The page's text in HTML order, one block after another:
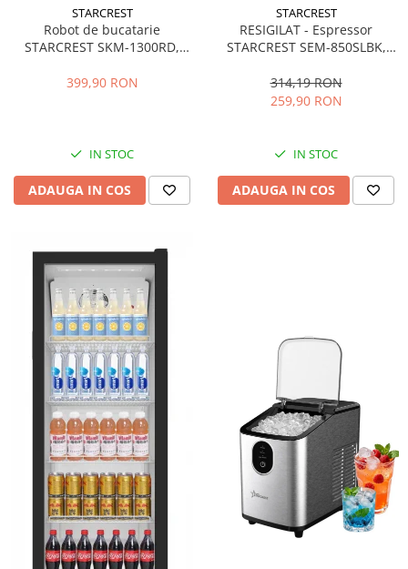
STARCREST
Robot de bucatarie
STARCREST SKM-1300RD,
Accesorii, 10 Viteze + Pulse,
399,90 RON
IN STOC
ADAUGA IN COS
STARCREST
RESIGILAT - Espressor
STARCREST SEM-850SLBK,
detasabil 1.5L, dispozitiv
spumare, filtru dublu din
314,19 RON
259,90 RON
IN STOC
ADAUGA IN COS